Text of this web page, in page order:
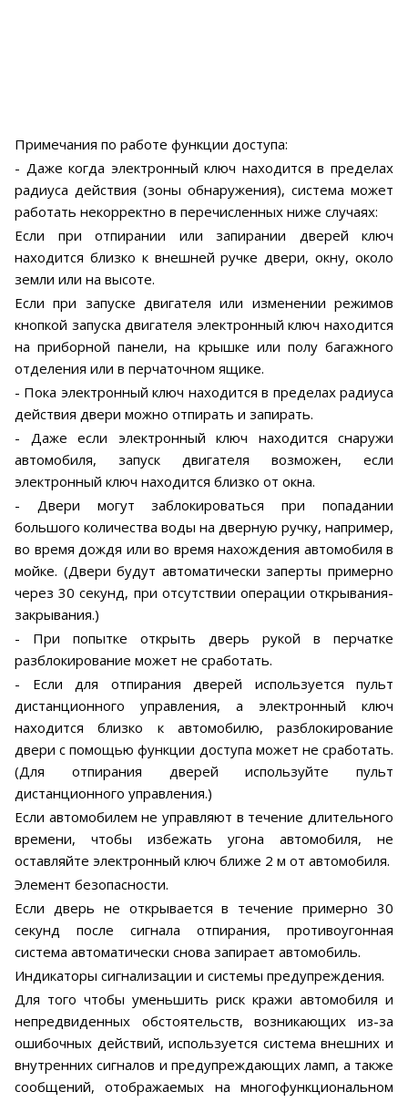
Примечания по работе функции доступа:
- Даже когда электронный ключ находится в пределах
радиуса действия (зоны обнаружения), система может
работать некорректно в перечисленных ниже случаях:
Если при отпирании или запирании дверей ключ
находится близко к внешней ручке двери, окну, около
земли или на высоте.
Если при запуске двигателя или изменении режимов
кнопкой запуска двигателя электронный ключ находится
на приборной панели, на крышке или полу багажного
отделения или в перчаточном ящике.
- Пока электронный ключ находится в пределах радиуса
действия двери можно отпирать и запирать.
- Даже если электронный ключ находится снаружи
автомобиля, запуск двигателя возможен, если
электронный ключ находится близко от окна.
- Двери могут заблокироваться при попадании
большого количества воды на дверную ручку, например,
во время дождя или во время нахождения автомобиля в
мойке. (Двери будут автоматически заперты примерно
через 30 секунд, при отсутствии операции открывания-
закрывания.)
- При попытке открыть дверь рукой в перчатке
разблокирование может не сработать.
- Если для отпирания дверей используется пульт
дистанционного управления, а электронный ключ
находится близко к автомобилю, разблокирование
двери с помощью функции доступа может не сработать.
(Для отпирания дверей используйте пульт
дистанционного управления.)
Если автомобилем не управляют в течение длительного
времени, чтобы избежать угона автомобиля, не
оставляйте электронный ключ ближе 2 м от автомобиля.
Элемент безопасности.
Если дверь не открывается в течение примерно 30
секунд после сигнала отпирания, противоугонная
система автоматически снова запирает автомобиль.
Индикаторы сигнализации и системы предупреждения.
Для того чтобы уменьшить риск кражи автомобиля и
непредвиденных обстоятельств, возникающих из-за
ошибочных действий, используется система внешних и
внутренних сигналов и предупреждающих ламп, а также
сообщений, отображаемых на многофункциональном